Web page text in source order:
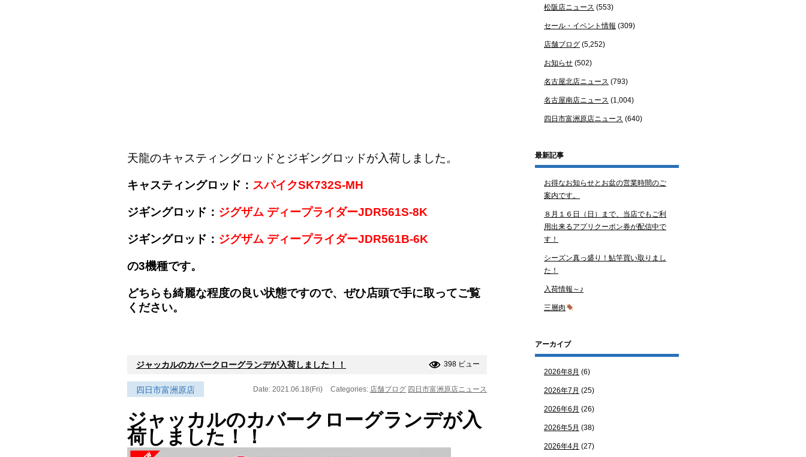
天龍のキャスティングロッドとジギングロッドが入荷しました。
キャスティングロッド： スパイクSK732S-MH
ジギングロッド： ジグザム ディープライダーJDR561S-8K
ジギングロッド： ジグザム ディープライダーJDR561B-6K
の3機種です。
どちらも綺麗な程度の良い状態ですので、ぜひ店頭で手に取ってご覧
ください。
ジャッカルのカバークローグランデが入荷しました！！ 398 ビュー
四日市富洲原店 Date: 2021.06.18(Fri) Categories: 店舗ブログ 四日市富洲原店ニュース
ジャッカルのカバークローグランデが入
荷しました！！
松阪店ニュース (553)
セール・イベント情報 (309)
店舗ブログ (5,252)
お知らせ (502)
名古屋北店ニュース (793)
名古屋南店ニュース (1,004)
四日市富洲原店ニュース (640)
最新記事
お得なお知らせとお盆の営業時間のご
案内です。
８月１６日（日）まで、当店でもご利
用出来るアプリクーポン券が配信中で
す！
シーズン真っ盛り！鮎竿買い取りまし
た！
入荷情報～♪
三層肉
アーカイブ
2026年8月 (6)
2026年7月 (25)
2026年6月 (26)
2026年5月 (38)
2026年4月 (27)